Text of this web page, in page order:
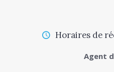
Horaires de
Agent